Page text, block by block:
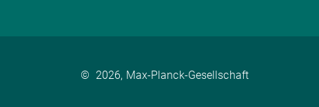
© 2026, Max-Planck-Gesellschaft